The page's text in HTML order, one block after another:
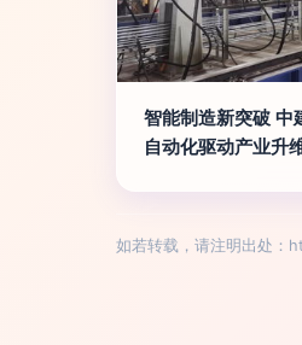
智能制造新突破 中
自动化驱动产业升
如若转载，请注明出处